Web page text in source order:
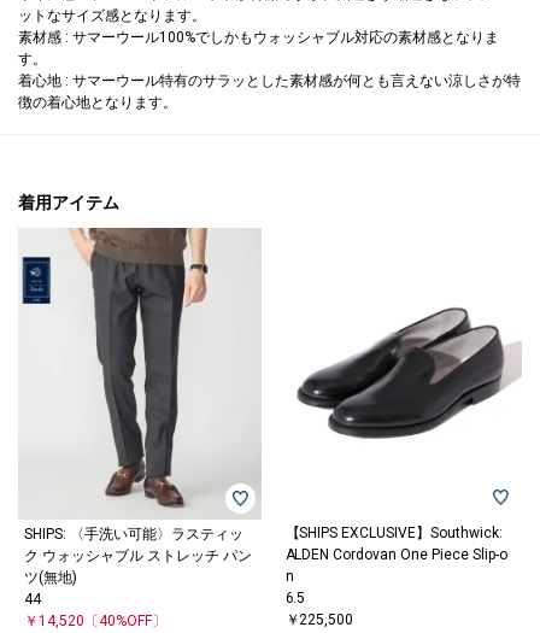
ットなサイズ感となります。
素材感 : サマーウール100%でしかもウォッシャブル対応の素材感となりま
す。
着心地 : サマーウール特有のサラッとした素材感が何とも言えない涼しさが特
徴の着心地となります。
着用アイテム
SHIPS: 〈手洗い可能〉ラスティッ
ク ウォッシャブル ストレッチ パン
ツ(無地)
44
￥14,520 〔40%OFF〕
【SHIPS EXCLUSIVE】Southwick:
ALDEN Cordovan One Piece Slip-o
n
6.5
￥225,500